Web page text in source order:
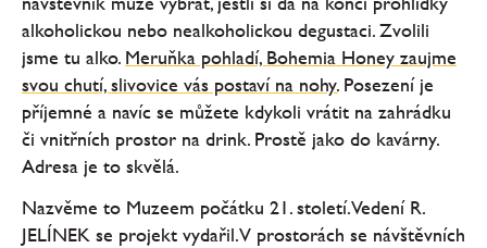
alkoholickou nebo nealkoholickou degustaci. Zvolili
jsme tu alko. Meruňka pohladí, Bohemia Honey zaujme
svou chutí, slivovice vás postaví na nohy.Posezení je
příjemné a navíc se můžete kdykoli vrátit na zahrádku
či vnitřních prostor na drink. Prostě jako do kavárny.
Adresa je to skvělá.
Nazvěme to Muzeem počátku 21. století. Vedení R.
JELÍNEK se projekt vydařil. V prostorách se návštěvních